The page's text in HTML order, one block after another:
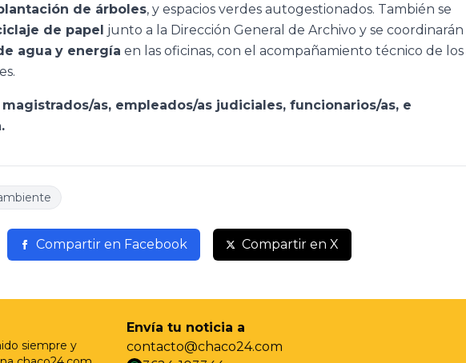
de árboles, y espacios verdes autogestionados. También se
de papel junto a la Dirección General de Archivo y se coordinarán
agua y energía en las oficinas, con el acompañamiento técnico de los
as, empleados/as judiciales, funcionarios/as, e
Compartir en Facebook Compartir en X
siempre y
Envía tu noticia a
contacto@chaco24.com